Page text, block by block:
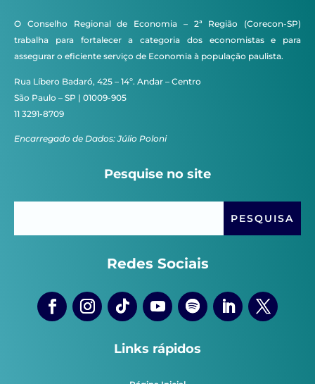
O Conselho Regional de Economia – 2ª Região (Corecon-SP)
trabalha para fortalecer a categoria dos economistas e para
assegurar o eficiente serviço de Economia à população paulista.
Rua Líbero Badaró, 425 – 14º. Andar – Centro
São Paulo – SP | 01009-905
11 3291-8709
Encarregado de Dados: Júlio Poloni
Pesquise no site
Redes Sociais
Links rápidos